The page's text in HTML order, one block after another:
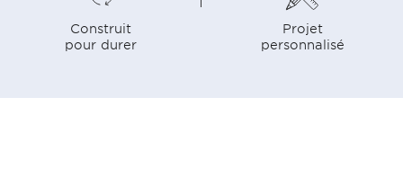
Construit
pour durer
Projet
personnalisé